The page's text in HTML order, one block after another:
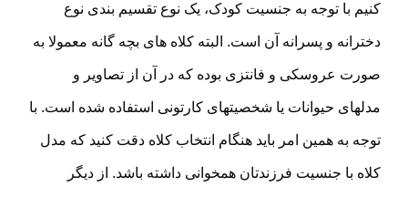
کنیم با توجه به جنسیت کودک، یک نوع تقسیم بندی نوع
دخترانه و پسرانه آن است. البته کلاه های بچه گانه معمولا به
صورت عروسکی و فانتزی بوده که در آن از تصاویر و
مدلهای حیوانات یا شخصیتهای کارتونی استفاده شده است. با
توجه به همین امر باید هنگام انتخاب کلاه دقت کنید که مدل
کلاه با جنسیت فرزندتان همخوانی داشته باشد. از دیگر